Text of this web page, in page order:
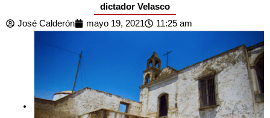
dictador Velasco
José Calderón
mayo 19, 2021 11:25 am